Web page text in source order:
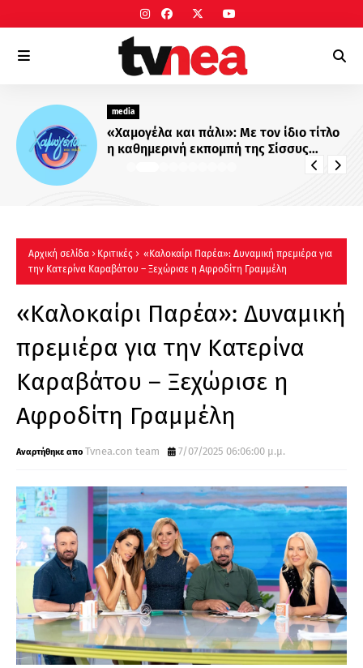
media
«Χαμογέλα και πάλι»: Με τον ίδιο τίτλο
η καθημερινή εκπομπή της Σίσσυς
Αρχική σελίδα Κριτικές
«Καλοκαίρι Παρέα»: Δυναμική πρεμιέρα για
την Κατερίνα Καραβάτου – Ξεχώρισε η Αφροδίτη Γραμμέλη
«Καλοκαίρι Παρέα»: Δυναμική
πρεμιέρα για την Κατερίνα
Καραβάτου – Ξεχώρισε η
Αφροδίτη Γραμμέλη
Tvnea.con team 7/07/2025 06:06:00 μ.μ.